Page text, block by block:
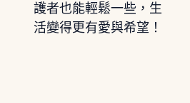
護者也能輕鬆一些，生
活變得更有愛與希望！